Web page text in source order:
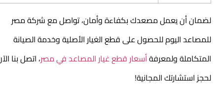
لضمان أن يعمل مصعدك بكفاءة وأمان، تواصل مع شركة مصر
للمصاعد اليوم للحصول على قطع الغيار الأصلية وخدمة الصيانة
المتكاملة ولمعرفةأسعار قطع غيار المصاعد في مصر، اتصل بنا الآن
لحجز استشارتك المجانية!